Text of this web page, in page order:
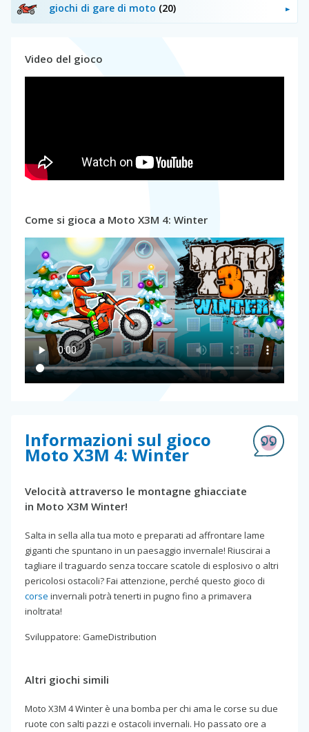
giochi di gare di moto (20)
Video del gioco
Come si gioca a Moto X3M 4: Winter
Informazioni sul gioco
Moto X3M 4: Winter
Velocità attraverso le montagne ghiacciate
in Moto X3M Winter!
Salta in sella alla tua moto e preparati ad affrontare lame
giganti che spuntano in un paesaggio invernale! Riuscirai a
tagliare il traguardo senza toccare scatole di esplosivo o altri
pericolosi ostacoli? Fai attenzione, perché questo gioco di
corse invernali potrà tenerti in pugno fino a primavera
inoltrata!
Sviluppatore: GameDistribution
Altri giochi simili
Moto X3M 4 Winter è una bomba per chi ama le corse su due
ruote con salti pazzi e ostacoli invernali. Ho passato ore a